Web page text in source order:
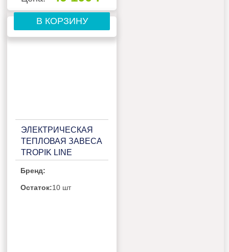
В КОРЗИНУ
ЭЛЕКТРИЧЕСКАЯ
ТЕПЛОВАЯ ЗАВЕСА
TROPIK LINE
Бренд:
Остаток:10 шт